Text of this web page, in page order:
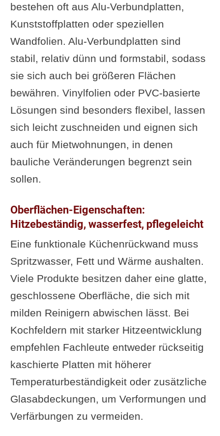
bestehen oft aus Alu-Verbundplatten,
Kunststoffplatten oder speziellen
Wandfolien. Alu-Verbundplatten sind
stabil, relativ dünn und formstabil, sodass
sie sich auch bei größeren Flächen
bewähren. Vinylfolien oder PVC-basierte
Lösungen sind besonders flexibel, lassen
sich leicht zuschneiden und eignen sich
auch für Mietwohnungen, in denen
bauliche Veränderungen begrenzt sein
sollen.
Oberflächen-Eigenschaften:
Hitzebeständig, wasserfest, pflegeleicht
Eine funktionale Küchenrückwand muss
Spritzwasser, Fett und Wärme aushalten.
Viele Produkte besitzen daher eine glatte,
geschlossene Oberfläche, die sich mit
milden Reinigern abwischen lässt. Bei
Kochfeldern mit starker Hitzeentwicklung
empfehlen Fachleute entweder rückseitig
kaschierte Platten mit höherer
Temperaturbeständigkeit oder zusätzliche
Glasabdeckungen, um Verformungen und
Verfärbungen zu vermeiden.